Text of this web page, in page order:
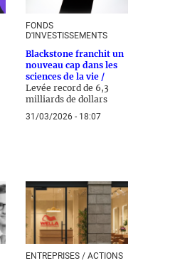
FONDS
D'INVESTISSEMENTS
Blackstone franchit un
nouveau cap dans les
sciences de la vie /
Levée record de 6,3
milliards de dollars
31/03/2026 - 18:07
ENTREPRISES / ACTIONS